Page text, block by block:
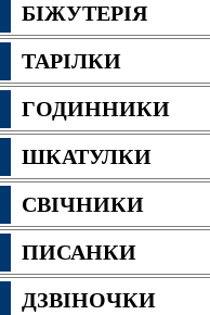
БІЖУТЕРІЯ
ТАРІЛКИ
ГОДИННИКИ
ШКАТУЛКИ
СВІЧНИКИ
ПИСАНКИ
ДЗВІНОЧКИ